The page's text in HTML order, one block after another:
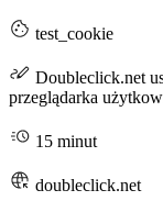
test_cookie
Doubleclick.net
przeglądarka
15 minut
doubleclick.net